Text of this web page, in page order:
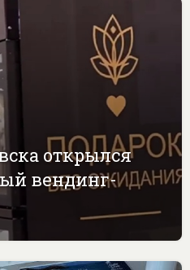
открылся
вендинг-